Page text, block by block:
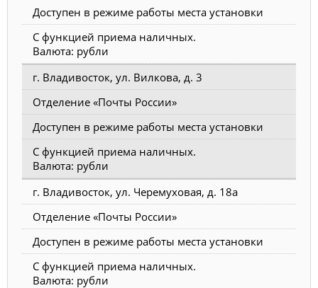
Доступен в режиме работы места установки
С функцией приема наличных.
Валюта: рубли
г. Владивосток, ул. Вилкова, д. 3
Отделение «Почты России»
Доступен в режиме работы места установки
С функцией приема наличных.
Валюта: рубли
г. Владивосток, ул. Черемуховая, д. 18а
Отделение «Почты России»
Доступен в режиме работы места установки
С функцией приема наличных.
Валюта: рубли